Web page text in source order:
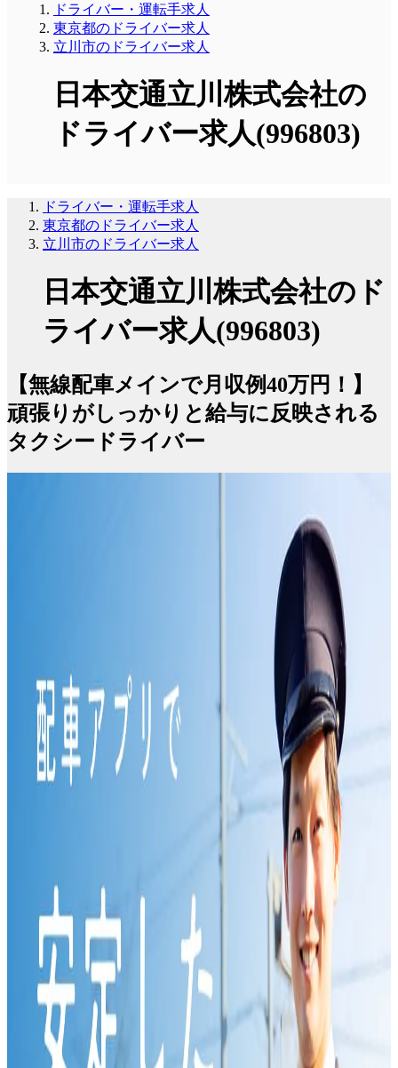
ドライバー・運転手求人
東京都のドライバー求人
立川市のドライバー求人
日本交通立川株式会社の
ドライバー求人(996803)
ドライバー・運転手求人
東京都のドライバー求人
立川市のドライバー求人
日本交通立川株式会社のド
ライバー求人(996803)
【無線配車メインで月収例40万円！】
頑張りがしっかりと給与に反映される
タクシードライバー